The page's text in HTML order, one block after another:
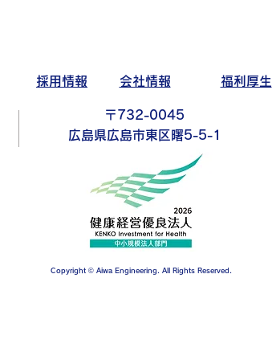
採用情報 会社情報 福利厚生
〒732-0045
広島県広島市東区曙5-5-1
Copyright © Aiwa Engineering. All Rights Reserved.